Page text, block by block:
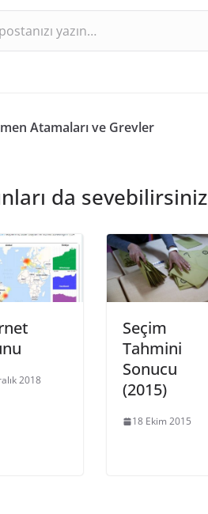
Atamaları ve Grevler
da sevebilirsiniz
2018
Seçim
Tahmini
Sonucu
(2015)
18 Ekim 2015